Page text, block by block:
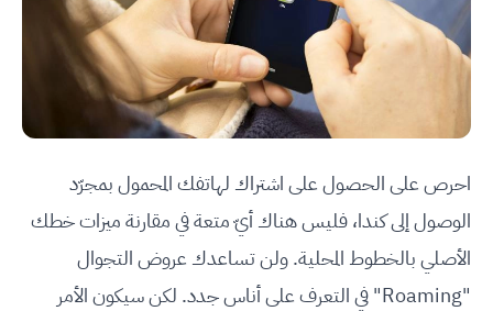
احرص على الحصول على اشتراك لهاتفك المحمول بمجرّد
الوصول إلى كندا، فليس هناك أيّ متعة في مقارنة ميزات خطك
الأصلي بالخطوط المحلية. ولن تساعدك عروض التجوال
"Roaming" في التعرف على أناس جدد. لكن سيكون الأمر